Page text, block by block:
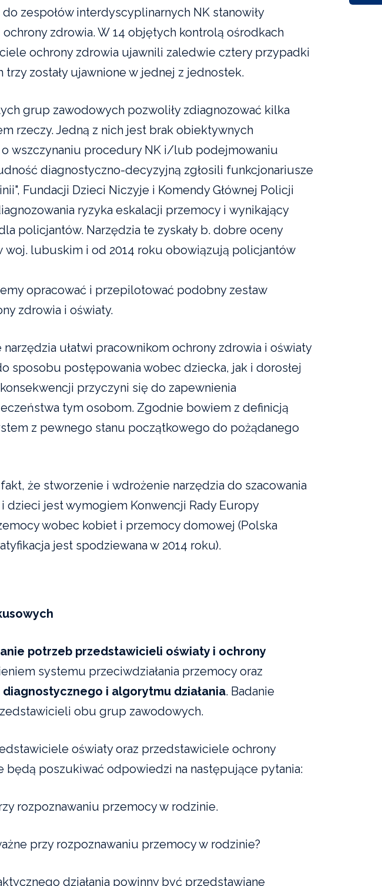
zespołów interdyscyplinarnych NK stanowiły
zdrowia. W 14 objętych kontrolą ośrodkach
ochrony zdrowia ujawnili zaledwie cztery przypadki
zostały ujawnione w jednej z jednostek.
grup zawodowych pozwoliły zdiagnozować kilka
rzeczy. Jedną z nich jest brak obiektywnych
wszczynaniu procedury NK i/lub podejmowaniu
diagnostyczno-decyzyjną zgłosili funkcjonariusze
Fundacji Dzieci Niczyje i Komendy Głównej Policji
ryzyka eskalacji przemocy i wynikający
policjantów. Narzędzia te zyskały b. dobre oceny
lubuskim i od 2014 roku obowiązują policjantów
opracować i przepilotować podobny zestaw
zdrowia i oświaty.
ułatwi pracownikom ochrony zdrowia i oświaty
sposobu postępowania wobec dziecka, jak i dorosłej
przyczyni się do zapewnienia
tym osobom. Zgodnie bowiem z definicją
z pewnego stanu początkowego do pożądanego
że stworzenie i wdrożenie narzędzia do szacowania
dzieci jest wymogiem Konwencji Rady Europy
wobec kobiet i przemocy domowej (Polska
jest spodziewana w 2014 roku).
potrzeb przedstawicieli oświaty i ochrony
systemu przeciwdziałania przemocy oraz
i algorytmu działania. Badanie
obu grup zawodowych.
oświaty oraz przedstawiciele ochrony
będą poszukiwać odpowiedzi na następujące pytania:
rozpoznawaniu przemocy w rodzinie.
przy rozpoznawaniu przemocy w rodzinie?
działania powinny być przedstawiane